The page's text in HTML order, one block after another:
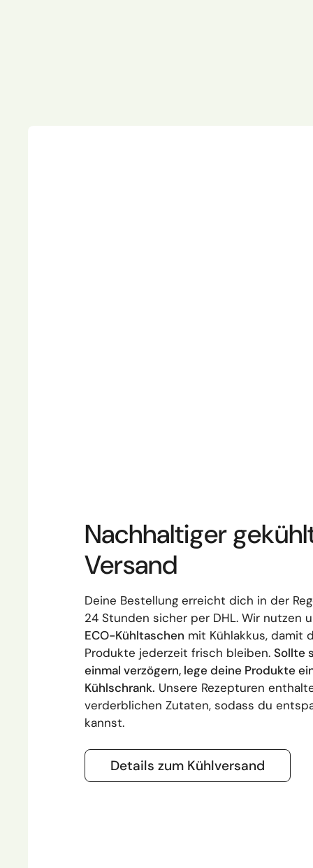
Nachhaltiger
Versand
Deine Bestellung erreicht dich in der
24 Stunden sicher per DHL. Wir nutzen
ECO-Kühltaschen mit Kühlakkus, damit
Produkte jederzeit frisch bleiben. Sollte
einmal verzögern, lege deine Produkte
Kühlschrank. Unsere Rezepturen
verderblichen Zutaten, sodass du
kannst.
Details zum Kühlversand